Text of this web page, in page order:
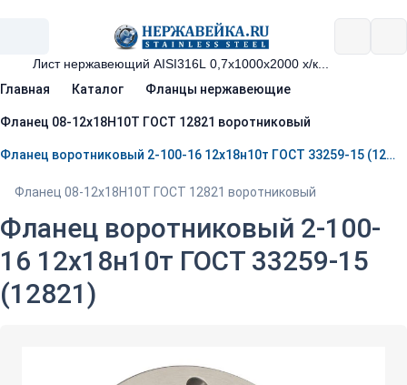
Главная Каталог Фланцы нержавеющие
Фланец 08-12х18Н10Т ГОСТ 12821 воротниковый
Фланец воротниковый 2-100-16 12х18н10т ГОСТ 33259-15 (12821)
Фланец 08-12х18Н10Т ГОСТ 12821 воротниковый
Фланец воротниковый 2-100-
16 12х18н10т ГОСТ 33259-15
(12821)